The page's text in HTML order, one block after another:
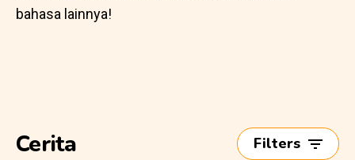
bahasa lainnya!
Cerita Filters